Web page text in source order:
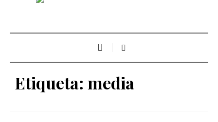
Etiqueta: media